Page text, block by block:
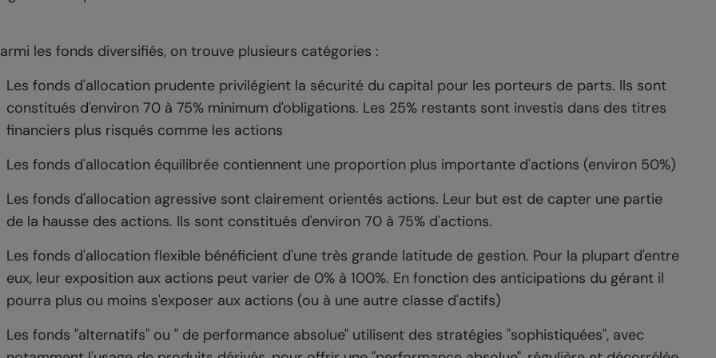
les fonds diversifiés, on trouve plusieurs catégories :
Les fonds d'allocation prudente privilégient la sécurité du capital pour les porteurs de parts. Ils sont
constitués d'environ 70 à 75% minimum d'obligations. Les 25% restants sont investis dans des titres
financiers plus risqués comme les actions
Les fonds d'allocation équilibrée contiennent une proportion plus importante d'actions (environ 50%)
Les fonds d'allocation agressive sont clairement orientés actions. Leur but est de capter une partie
de la hausse des actions. Ils sont constitués d'environ 70 à 75% d'actions.
Les fonds d'allocation flexible bénéficient d'une très grande latitude de gestion. Pour la plupart d'entre
eux, leur exposition aux actions peut varier de 0% à 100%. En fonction des anticipations du gérant il
pourra plus ou moins s'exposer aux actions (ou à une autre classe d'actifs)
Les fonds "alternatifs" ou " de performance absolue" utilisent des stratégies "sophistiquées", avec